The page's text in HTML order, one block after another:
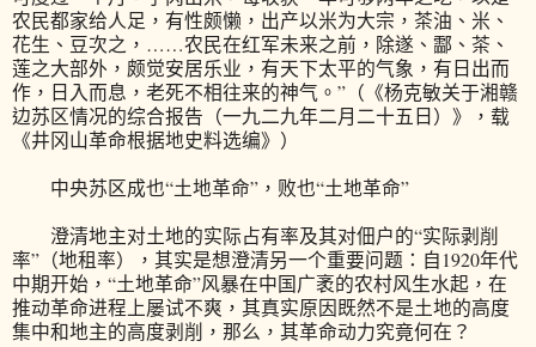
农民都家给人足，有性颇懒，出产以米为大宗，茶油、米、
花生、豆次之，……农民在红军未来之前，除遂、酃、茶、
莲之大部外，颇觉安居乐业，有天下太平的气象，有日出而
作，日入而息，老死不相往来的神气。”（《杨克敏关于湘赣
边苏区情况的综合报告（一九二九年二月二十五日）》，载
《井冈山革命根据地史料选编》）
中央苏区成也“土地革命”，败也“土地革命”
澄清地主对土地的实际占有率及其对佃户的“实际剥削
率”（地租率），其实是想澄清另一个重要问题：自1920年代
中期开始，“土地革命”风暴在中国广袤的农村风生水起，在
推动革命进程上屡试不爽，其真实原因既然不是土地的高度
集中和地主的高度剥削，那么，其革命动力究竟何在？